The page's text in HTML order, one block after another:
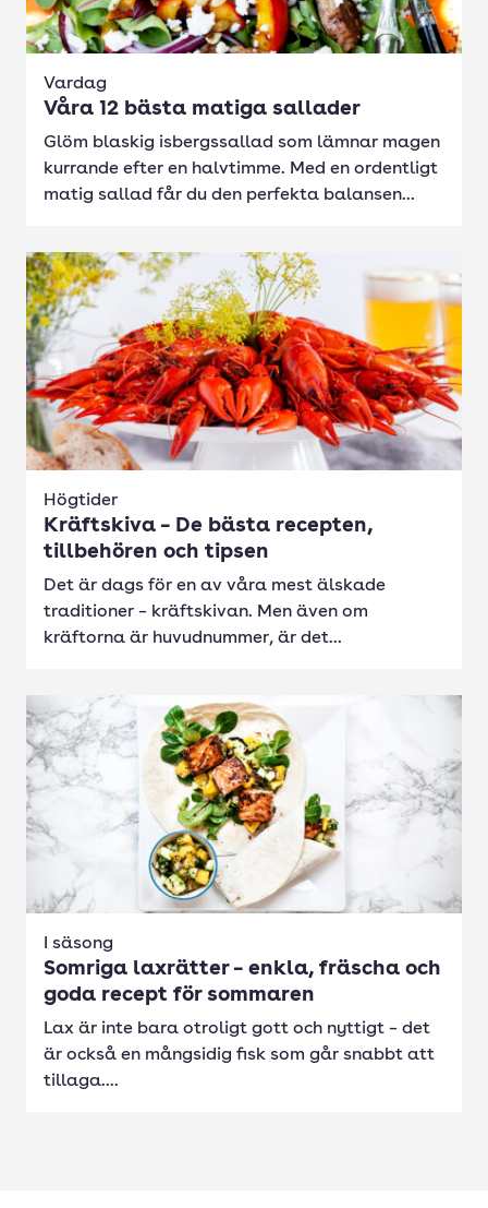
Vardag
Våra 12 bästa matiga sallader
Glöm blaskig isbergssallad som lämnar magen
kurrande efter en halvtimme. Med en ordentligt
matig sallad får du den perfekta balansen...
Högtider
Kräftskiva – De bästa recepten,
tillbehören och tipsen
Det är dags för en av våra mest älskade
traditioner – kräftskivan. Men även om
kräftorna är huvudnummer, är det...
I säsong
Somriga laxrätter – enkla, fräscha och
goda recept för sommaren
Lax är inte bara otroligt gott och nyttigt – det
är också en mångsidig fisk som går snabbt att
tillaga....